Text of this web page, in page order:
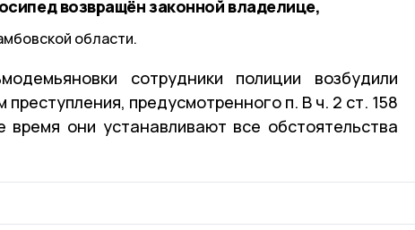
возвращён законной владелице,
области.
сотрудники полиции возбудили
предусмотренного п. В ч. 2 ст. 158
они устанавливают все обстоятельства